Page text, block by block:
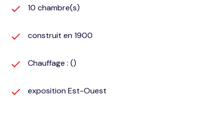
10 chambre(s)
construit en 1900
Chauffage : ()
exposition Est-Ouest